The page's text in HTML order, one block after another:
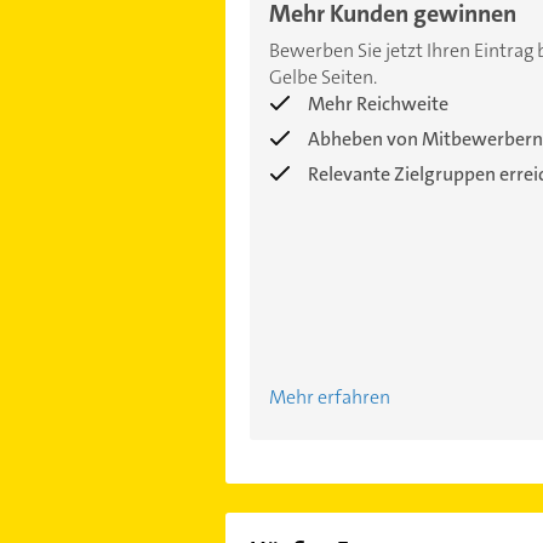
Mehr Kunden gewinnen
Bewerben Sie jetzt Ihren Eintrag
Gelbe Seiten.
Mehr Reichweite
Abheben von Mitbewerbern
Relevante Zielgruppen
Mehr erfahren